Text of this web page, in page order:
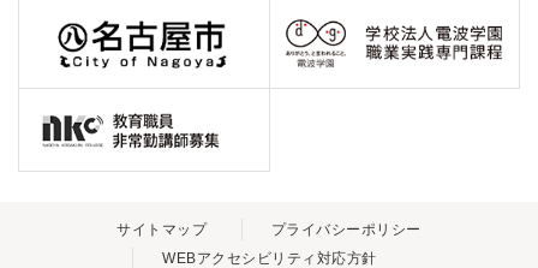
サイトマップ
プライバシーポリシー
WEBアクセシビリティ対応方針